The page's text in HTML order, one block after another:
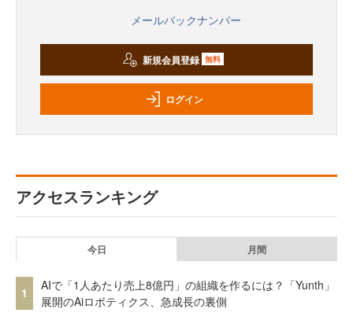
メールバックナンバー
新規会員登録 無料
ログイン
アクセスランキング
今日 月間
1
AIで「1人あたり売上8億円」の組織を作るには？「Yunth」
展開のAiロボティクス、急成長の裏側